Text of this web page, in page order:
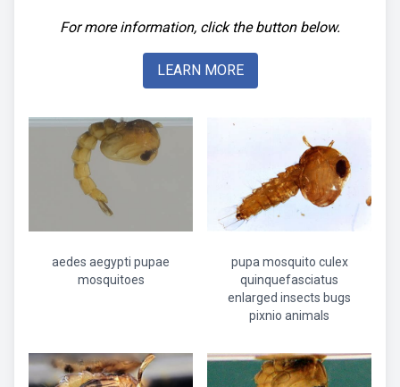
For more information, click the button below.
LEARN MORE
aedes aegypti pupae
mosquitoes
pupa mosquito culex
quinquefasciatus
enlarged insects bugs
pixnio animals